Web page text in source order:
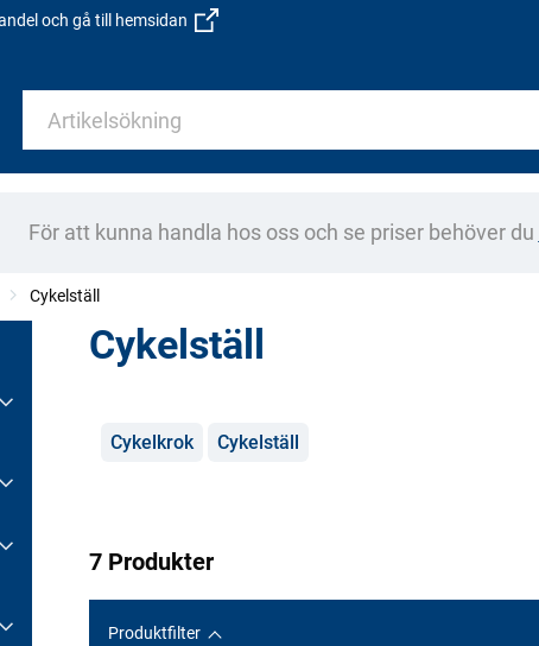
och gå till hemsidan
För att kunna handla hos oss och se priser behöver du
Cykelställ
Cykelställ
Kategorier
Cykelkrok Cykelställ
7 Produkter
Produktfilter